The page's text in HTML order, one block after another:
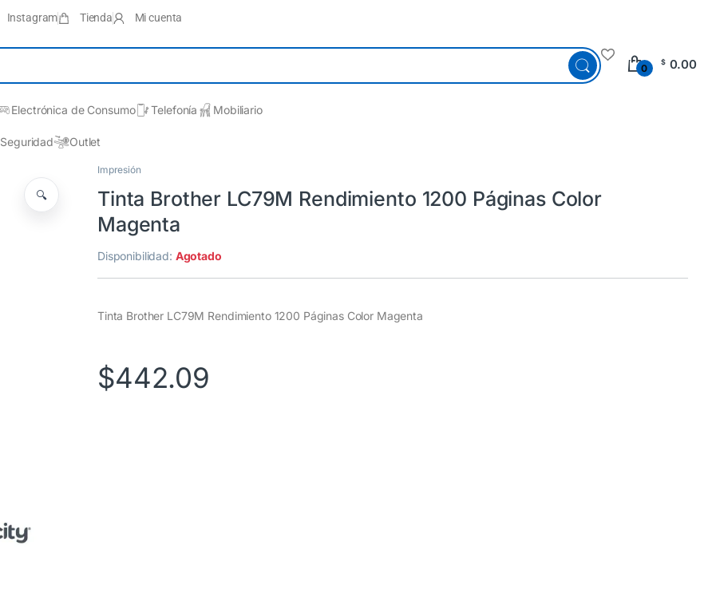
Instagram Tienda Mi cuenta
0
$ 0.00
Electrónica de Consumo Telefonía Mobiliario
Seguridad Outlet
🔍
Impresión
Tinta Brother LC79M Rendimiento 1200 Páginas Color
Magenta
Disponibilidad: Agotado
Tinta Brother LC79M Rendimiento 1200 Páginas Color Magenta
$442.09